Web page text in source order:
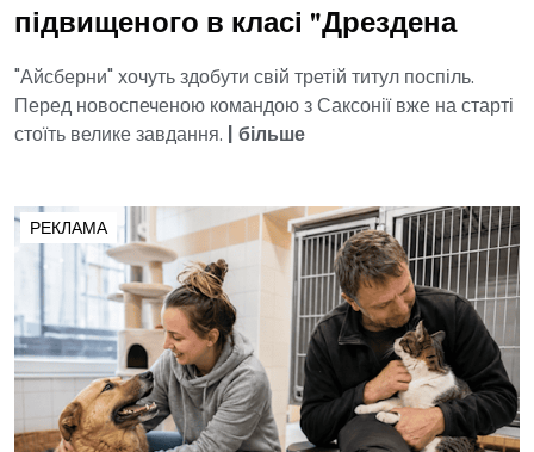
підвищеного в класі "Дрездена
"Айсберни" хочуть здобути свій третій титул поспіль.
Перед новоспеченою командою з Саксонії вже на старті
стоїть велике завдання. | більше
РЕКЛАМА